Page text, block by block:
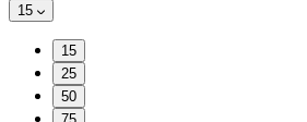
15
15
25
50